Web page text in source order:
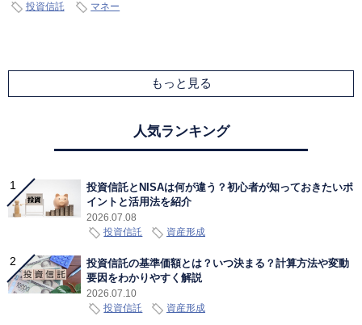
投資信託 マネー
もっと見る
人気ランキング
投資信託とNISAは何が違う？初心者が知っておきたいポ
イントと活用法を紹介
2026.07.08
投資信託 資産形成
投資信託の基準価額とは？いつ決まる？計算方法や変動
要因をわかりやすく解説
2026.07.10
投資信託 資産形成